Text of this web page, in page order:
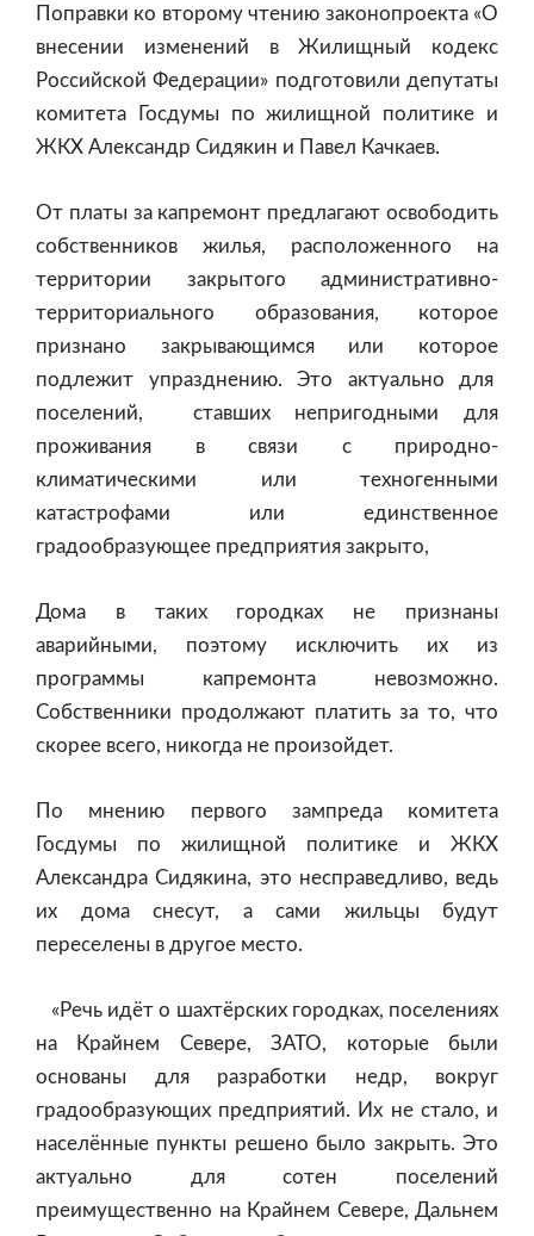
Поправки ко второму чтению законопроекта «О
внесении изменений в Жилищный кодекс
Российской Федерации» подготовили депутаты
комитета Госдумы по жилищной политике и
ЖКХ Александр Сидякин и Павел Качкаев.
От платы за капремонт предлагают освободить
собственников жилья, расположенного на
территории закрытого административно-
территориального образования, которое
признано закрывающимся или которое
подлежит упразднению. Это актуально для
поселений, ставших непригодными для
проживания в связи с природно-
климатическими или техногенными
катастрофами или единственное
градообразующее предприятия закрыто,
Дома в таких городках не признаны
аварийными, поэтому исключить их из
программы капремонта невозможно.
Собственники продолжают платить за то, что
скорее всего, никогда не произойдет.
По мнению первого зампреда комитета
Госдумы по жилищной политике и ЖКХ
Александра Сидякина, это несправедливо, ведь
их дома снесут, а сами жильцы будут
переселены в другое место.
«Речь идёт о шахтёрских городках, поселениях
на Крайнем Севере, ЗАТО, которые были
основаны для разработки недр, вокруг
градообразующих предприятий. Их не стало, и
населённые пункты решено было закрыть. Это
актуально для сотен поселений
преимущественно на Крайнем Севере, Дальнем